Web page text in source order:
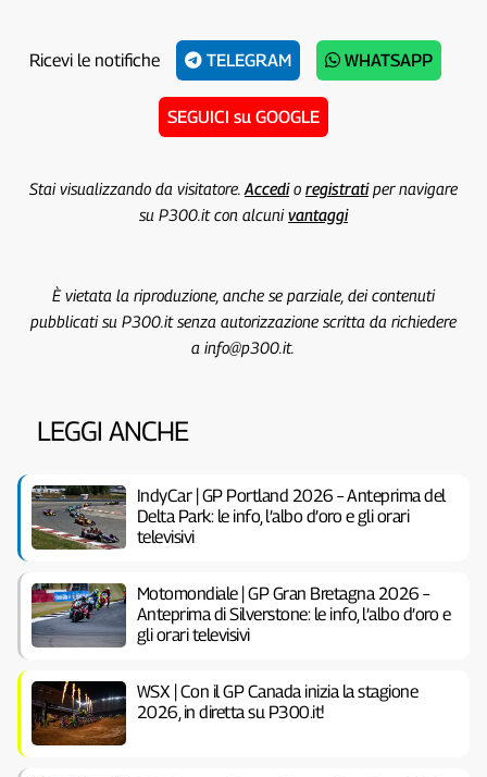
Ricevi le notifiche TELEGRAM WHATSAPP
SEGUICI su GOOGLE
Stai visualizzando da visitatore. Accedio registratiper navigare
su P300.it con alcunivantaggi
È vietata la riproduzione, anche se parziale, dei contenuti
pubblicati su P300.it senza autorizzazione scritta da richiedere
a info@p300.it.
LEGGI ANCHE
IndyCar | GP Portland 2026 – Anteprima del
Delta Park: le info, l’albo d’oro e gli orari
televisivi
Motomondiale | GP Gran Bretagna 2026 –
Anteprima di Silverstone: le info, l’albo d’oro e
gli orari televisivi
WSX | Con il GP Canada inizia la stagione
2026, in diretta su P300.it!